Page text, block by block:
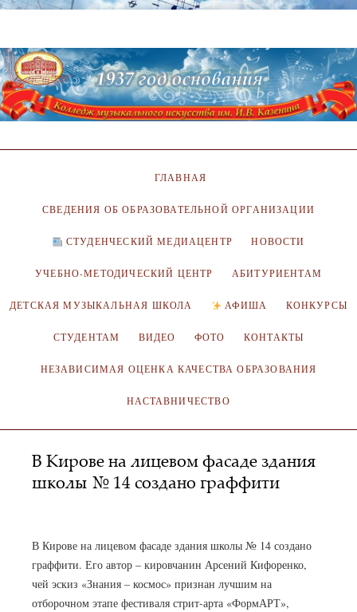
ГЛАВНАЯ
СВЕДЕНИЯ ОБ ОБРАЗОВАТЕЛЬНОЙ ОРГАНИЗАЦИИ
СТУДЕНЧЕСКИЙ МЕДИАЦЕНТР НОВОСТИ
УЧЕБНО-МЕТОДИЧЕСКИЙ ЦЕНТР АБИТУРИЕНТАМ
ДЕТСКАЯ МУЗЫКАЛЬНАЯ ШКОЛА АФИША КОНКУРСЫ
СТУДЕНТАМ ВИДЕО ФОТО КОНТАКТЫ
НЕЗАВИСИМАЯ ОЦЕНКА КАЧЕСТВА ОБРАЗОВАНИЯ
НАСТАВНИЧЕСТВО
В Кирове на лицевом фасаде здания
школы № 14 создано граффити
В Кирове на лицевом фасаде здания школы № 14 создано
граффити. Его автор – кировчанин Арсений Кифоренко,
чей эскиз «Знания – космос» признан лучшим на
отборочном этапе фестиваля стрит-арта «ФормАРТ»,